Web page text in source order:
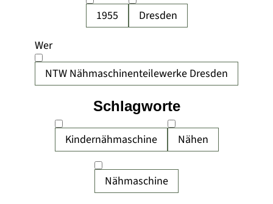
1955
Dresden
Wer
NTW Nähmaschinenteilewerke Dresden
Kindernähmaschine Nähen
Nähmaschine
Schlagworte